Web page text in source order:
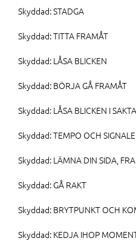
Skyddad: STADGA
Skyddad: TITTA FRAMÅT
Skyddad: LÅSA BLICKEN
Skyddad: BÖRJA GÅ FRAMÅT
Skyddad: LÅSA BLICKEN I
Skyddad: TEMPO OCH
Skyddad: LÄMNA DIN SIDA,
Skyddad: GÅ RAKT
Skyddad: BRYTPUNKT OCH
Skyddad: KEDJA IHOP